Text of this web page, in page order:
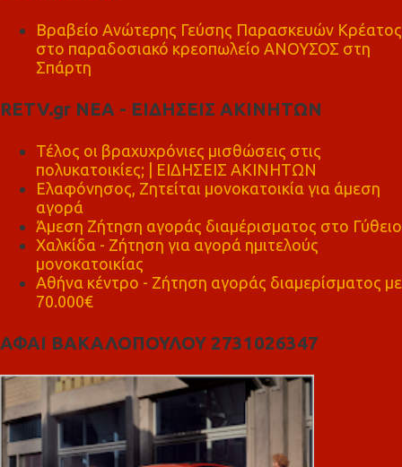
Βραβείο Ανώτερης Γεύσης Παρασκευών Κρέατος
στο παραδοσιακό κρεοπωλείο ΑΝΟΥΣΟΣ στη
Σπάρτη
RETV.gr ΝΕΑ - ΕΙΔΗΣΕΙΣ ΑΚΙΝΗΤΩΝ
Τέλος οι βραχυχρόνιες μισθώσεις στις
πολυκατοικίες; | ΕΙΔΗΣΕΙΣ ΑΚΙΝΗΤΩΝ
Ελαφόνησος, Ζητείται μονοκατοικία για άμεση
αγορά
Άμεση Ζήτηση αγοράς διαμέρισματος στο Γύθειο
Χαλκίδα - Ζήτηση για αγορά ημιτελούς
μονοκατοικίας
Αθήνα κέντρο - Ζήτηση αγοράς διαμερίσματος με
70.000€
ΑΦΑΙ ΒΑΚΑΛΟΠΟΥΛΟΥ 2731026347